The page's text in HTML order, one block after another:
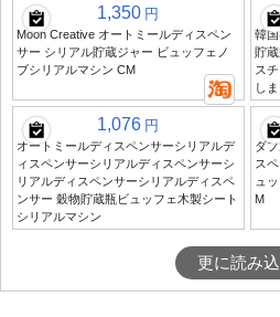
1,350 円
Moon Creative オートミールディスペン
サー シリアル貯蔵ジャー ビュッフェノ
ブシリアルマシン CM
韓
貯
ス
しま
1,076 円
オートミールディスペンサーシリアルデ
ィスペンサーシリアルディスペンサーシ
リアルディスペンサーシリアルディスペ
ンサー 穀物貯蔵瓶ビュッフェ木製シート
シリアルマシン
ダ
ス
ュ
M
更に読み